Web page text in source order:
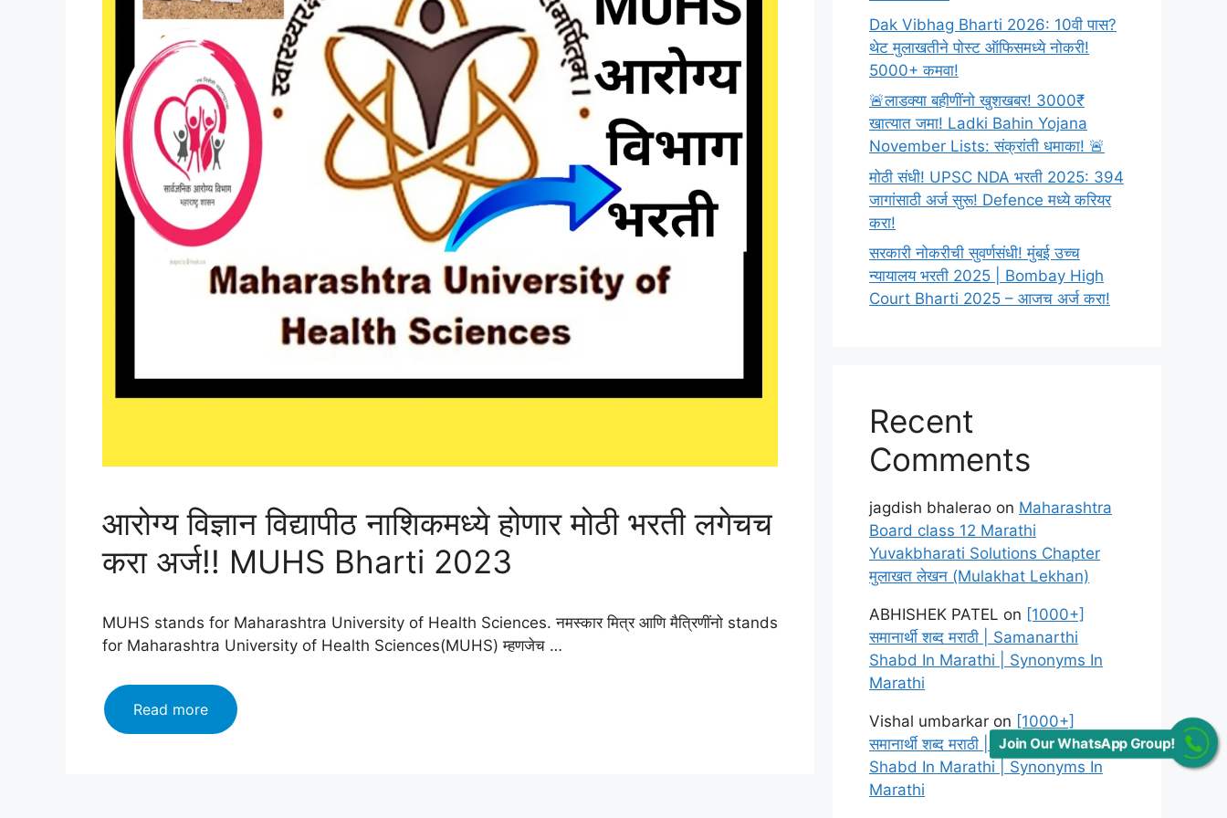
आरोग्य विज्ञान विद्यापीठ नाशिकमध्ये होणार मोठी भरती लगेचच
करा अर्ज!! MUHS Bharti 2023
MUHS stands for Maharashtra University of Health Sciences. नमस्कार मित्र आणि मैत्रिणींनो stands
for Maharashtra University of Health Sciences(MUHS) म्हणजेच …
Read moreआरोग्य
विज्ञान
Dak Vibhag Bharti 2026: 10वी पास?
थेट मुलाखतीने पोस्ट ऑफिसमध्ये नोकरी!
5000+ कमवा!
🚨लाडक्या बहीणींनो खुशखबर! 3000₹
खात्यात जमा! Ladki Bahin Yojana
November Lists: संक्रांती धमाका! 🚨
मोठी संधी! UPSC NDA भरती 2025: 394
जागांसाठी अर्ज सुरू! Defence मध्ये करियर
करा!
सरकारी नोकरीची सुवर्णसंधी! मुंबई उच्च
न्यायालय भरती 2025 | Bombay High
Court Bharti 2025 – आजच अर्ज करा!
Recent
Comments
jagdish bhalerao on Maharashtra
Board class 12 Marathi
Yuvakbharati Solutions Chapter
मुलाखत लेखन (Mulakhat Lekhan)
ABHISHEK PATEL on [1000+]
समानार्थी शब्द मराठी | Samanarthi
Shabd In Marathi | Synonyms In
Marathi
Vishal umbarkar on [1000+]
समानार्थी शब्द मराठी | Samanarthi
Shabd In Marathi | Synonyms In
Marathi
Join Our WhatsApp Group!